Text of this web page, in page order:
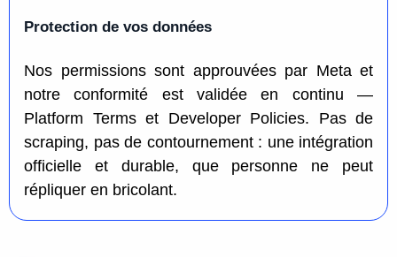
Protection de vos données
Nos permissions sont approuvées par Meta et
notre conformité est validée en continu —
Platform Terms et Developer Policies. Pas de
scraping, pas de contournement : une intégration
officielle et durable, que personne ne peut
répliquer en bricolant.